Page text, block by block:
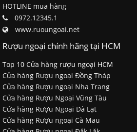
HOTLINE mua hàng
0972.12345.1
www.ruoungoai.net
Rượu ngoại chính hãng tại HCM
Top 10 Cửa hàng rượu ngoại HCM
Cửa hàng Rượu ngoại Đồng Tháp
Cửa hàng Rượu ngoại Nha Trang
Cửa hàng Rượu Ngoại Vũng Tàu
Cửa hàng Rượu Ngoại Đà Lạt
Cửa hàng Rượu ngoại Cà Mau